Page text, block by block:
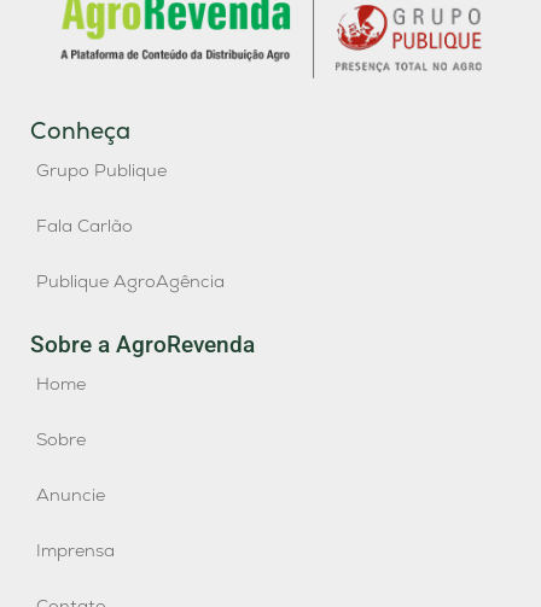
Conheça
Grupo Publique
Fala Carlão
Publique AgroAgência
Sobre a AgroRevenda
Home
Sobre
Anuncie
Imprensa